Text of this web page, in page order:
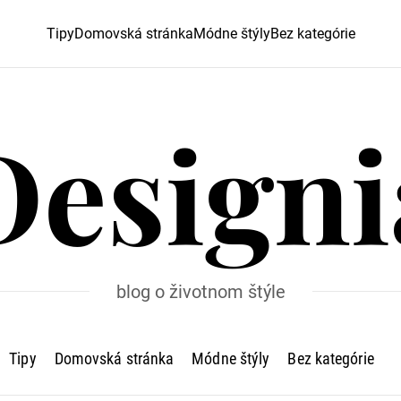
TipyDomovská stránkaMódne štýlyBez kategórie
blog o životnom štýle
Tipy Domovská stránka Módne štýly Bez kategórie